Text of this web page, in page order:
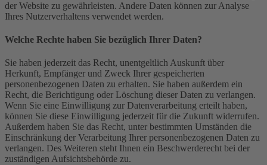
der Website zu gewährleisten. Andere Daten können zur Analyse
Ihres Nutzerverhaltens verwendet werden.
Welche Rechte haben Sie bezüglich Ihrer Daten?
Sie haben jederzeit das Recht, unentgeltlich Auskunft über
Herkunft, Empfänger und Zweck Ihrer gespeicherten
personenbezogenen Daten zu erhalten. Sie haben außerdem ein
Recht, die Berichtigung oder Löschung dieser Daten zu verlangen.
Wenn Sie eine Einwilligung zur Datenverarbeitung erteilt haben,
können Sie diese Einwilligung jederzeit für die Zukunft widerrufen.
Außerdem haben Sie das Recht, unter bestimmten Umständen die
Einschränkung der Verarbeitung Ihrer personenbezogenen Daten zu
verlangen. Des Weiteren steht Ihnen ein Beschwerderecht bei der
zuständigen Aufsichtsbehörde zu.